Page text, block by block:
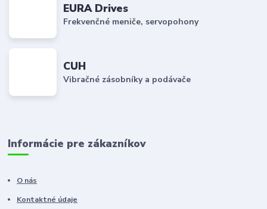
EURA Drives
Frekvenčné meniče, servopohony
CUH
Vibračné zásobníky a podávače
Informácie pre zákazníkov
O nás
Kontaktné údaje